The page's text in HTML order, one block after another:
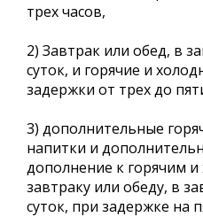
трех часов,
2) Завтрак или обед, в
суток, и горячие и
задержки от трех до
3) дополнительные
напитки и
дополнение к горячим
завтраку или обеду, в
суток, при задержке на